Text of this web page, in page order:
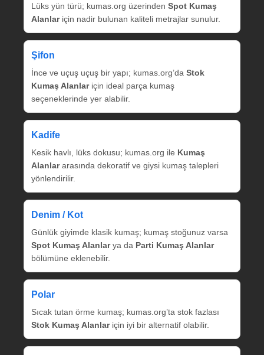
Lüks yün türü; kumas.org üzerinden Spot Kumaş
Alanlariçin nadir bulunan kaliteli metrajlar sunulur.
Şifon
İnce ve uçuş uçuş bir yapı; kumas.org’da Stok
Kumaş Alanlariçin ideal parça kumaş
seçeneklerinde yer alabilir.
Kadife
Kesik havlı, lüks dokusu; kumas.org ile Kumaş
Alanlararasında dekoratif ve giysi kumaş talepleri
yönlendirilir.
Denim / Kot
Günlük giyimde klasik kumaş; kumaş stoğunuz varsa
Spot Kumaş Alanlarya da Parti Kumaş Alanlar
bölümüne eklenebilir.
Polar
Sıcak tutan örme kumaş; kumas.org’ta stok fazlası
Stok Kumaş Alanlariçin iyi bir alternatif olabilir.